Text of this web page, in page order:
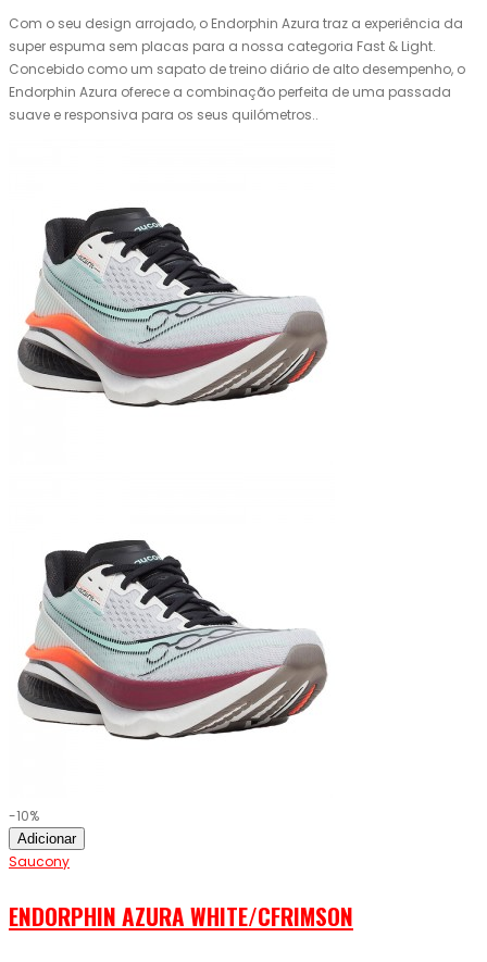
Com o seu design arrojado, o Endorphin Azura traz a experiência da
super espuma sem placas para a nossa categoria Fast & Light.
Concebido como um sapato de treino diário de alto desempenho, o
Endorphin Azura oferece a combinação perfeita de uma passada
suave e responsiva para os seus quilómetros..
-10%
Adicionar
Saucony
ENDORPHIN AZURA WHITE/CFRIMSON